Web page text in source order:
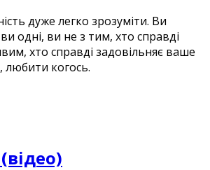
дуже легко зрозуміти. Ви
одні, ви не з тим, хто справді
хто справді задовільняє ваше
когось.